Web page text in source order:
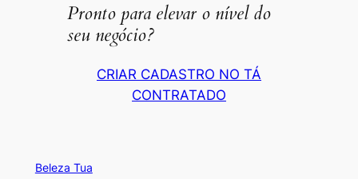
Pronto para elevar o nível do
seu negócio?
CRIAR CADASTRO NO TÁ
CONTRATADO
Beleza Tua